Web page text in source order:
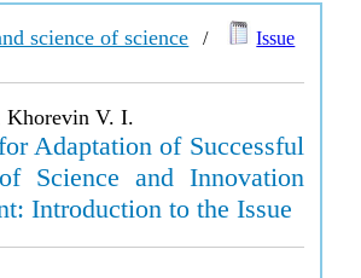
science of science /
Issue
Khorevin V. I.
Adaptation of Successful
Science and Innovation
Introduction to the Issue